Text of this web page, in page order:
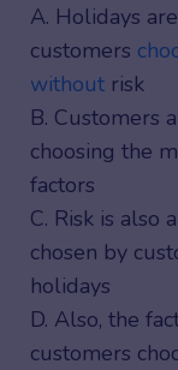
A. Holidays
customers
without risk
B. Customers
choosing the
factors
C. Risk is also
chosen by
holidays
D. Also, the
customers